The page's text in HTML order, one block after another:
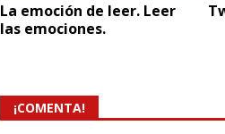
La emoción de leer. Leer
las emociones.
¡COMENTA!